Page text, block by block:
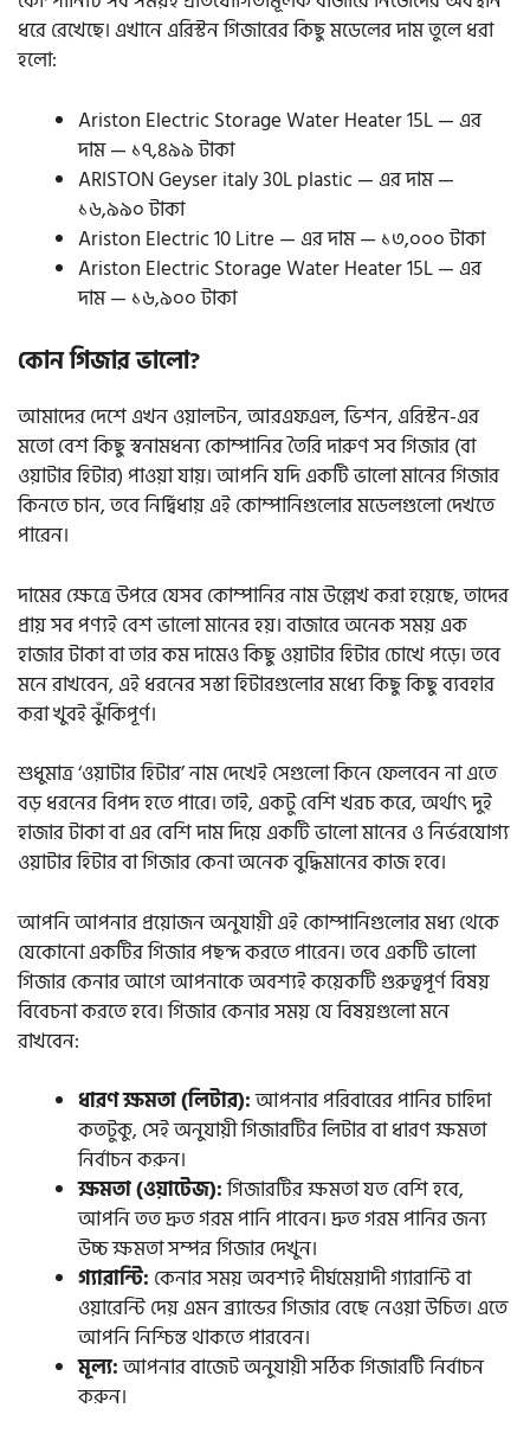
ধরে রেখেছে। এখানে এরিস্টন গিজারের কিছু মডেলের দাম তুলে ধরা
হলো:
Ariston Electric Storage Water Heater 15L — এর
দাম — ১৭,৪৯৯ টাকা
ARISTON Geyser italy 30L plastic — এর দাম —
১৬,৯৯০ টাকা
Ariston Electric 10 Litre — এর দাম — ১৩,০০০ টাকা
Ariston Electric Storage Water Heater 15L — এর
দাম — ১৬,৯০০ টাকা
কোন গিজার ভালো?
আমাদের দেশে এখন ওয়ালটন, আরএফএল, ভিশন, এরিস্টন-এর
মতো বেশ কিছু স্বনামধন্য কোম্পানির তৈরি দারুণ সব গিজার (বা
ওয়াটার হিটার) পাওয়া যায়। আপনি যদি একটি ভালো মানের গিজার
কিনতে চান, তবে নির্দ্বিধায় এই কোম্পানিগুলোর মডেলগুলো দেখতে
পারেন।
দামের ক্ষেত্রে উপরে যেসব কোম্পানির নাম উল্লেখ করা হয়েছে, তাদের
প্রায় সব পণ্যই বেশ ভালো মানের হয়। বাজারে অনেক সময় এক
হাজার টাকা বা তার কম দামেও কিছু ওয়াটার হিটার চোখে পড়ে। তবে
মনে রাখবেন, এই ধরনের সস্তা হিটারগুলোর মধ্যে কিছু কিছু ব্যবহার
করা খুবই ঝুঁকিপূর্ণ।
শুধুমাত্র ‘ওয়াটার হিটার’ নাম দেখেই সেগুলো কিনে ফেলবেন না এতে
বড় ধরনের বিপদ হতে পারে। তাই, একটু বেশি খরচ করে, অর্থাৎ দুই
হাজার টাকা বা এর বেশি দাম দিয়ে একটি ভালো মানের ও নির্ভরযোগ্য
ওয়াটার হিটার বা গিজার কেনা অনেক বুদ্ধিমানের কাজ হবে।
আপনি আপনার প্রয়োজন অনুযায়ী এই কোম্পানিগুলোর মধ্য থেকে
যেকোনো একটির গিজার পছন্দ করতে পারেন। তবে একটি ভালো
গিজার কেনার আগে আপনাকে অবশ্যই কয়েকটি গুরুত্বপূর্ণ বিষয়
বিবেচনা করতে হবে। গিজার কেনার সময় যে বিষয়গুলো মনে
রাখবেন:
ধারণ ক্ষমতা (লিটার):আপনার পরিবারের পানির চাহিদা
কতটুকু, সেই অনুযায়ী গিজারটির লিটার বা ধারণ ক্ষমতা
নির্বাচন করুন।
ক্ষমতা (ওয়াটেজ):গিজারটির ক্ষমতা যত বেশি হবে,
আপনি তত দ্রুত গরম পানি পাবেন। দ্রুত গরম পানির জন্য
উচ্চ ক্ষমতা সম্পন্ন গিজার দেখুন।
গ্যারান্টি: কেনার সময় অবশ্যই দীর্ঘমেয়াদী গ্যারান্টি বা
ওয়ারেন্টি দেয় এমন ব্র্যান্ডের গিজার বেছে নেওয়া উচিত। এতে
আপনি নিশ্চিন্ত থাকতে পারবেন।
মূল্য:আপনার বাজেট অনুযায়ী সঠিক গিজারটি নির্বাচন
করুন।